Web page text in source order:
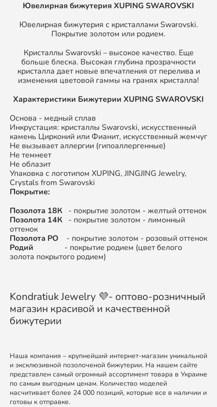
Ювелирная бижутерия XUPING SWAROVSKI
Ювелирная бижутерия с кристаллами Swarovski.
Покрытие золотом или родием.
Кристаллы Swarovski – высокое качество. Еще
больше блеска. Высокая глубина прозрачности
кристалла дает новые впечатления от перелива и
изменения цветовой гаммы на гранях кристалла!
Характеристики Бижутерии XUPING SWAROVSKI
Основа - медный сплав
Инкрустация: кристаллы Swarovski, искусственный
камень Цирконий или Фианит, искусственный жемчуг
Не вызывает аллергии (гипоаллергенные)
Не темнеет
Не облазит
Упаковка с логотипом XUPING, JINGJING Jewelry,
Crystals from Swarovski
Покрытие:
Позолота 18К - покрытие золотом - желтый оттенок
Позолота 14К - покрытие золотом - лимонный
оттенок
Позолота РО
- покрытие золотом - розовый оттенок
Родий - покрытие родием (цвет белого
золота покрытого родием)
Kondratiuk Jewelry 💜- оптово-розничный
магазин красивой и качественной
бижутерии
Наша компания – крупнейший интернет-магазин уникальной
и эксклюзивной позолоченой бижутерии. На нашем сайте
представлен самый огромный ассортимент товара в Украине
по самым выгодным ценам. Количество моделей
насчитивает более 24 000 позиций, которые все в наличии и
готовы к отправке.